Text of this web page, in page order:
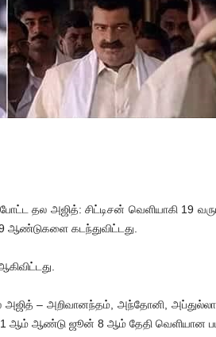
தல அஜித்: சிட்டிசன் வெளியாகி 19
ஆண்டுகளை கடந்துவிட்டது.
– அறிவானந்தம், அந்தோனி, அப்துல்லா
ஆம் ஆண்டு ஜூன் 8 ஆம் தேதி வெளியான